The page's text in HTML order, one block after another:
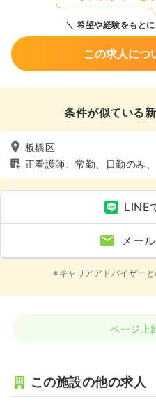
希望や経験をもと
この求人につ
条件が似ている
板橋区
正看護師、常勤、日勤のみ
LINE
メー
※キャリアアドバイザー
ページ上
この施設の他の求人